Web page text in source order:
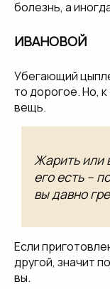
болезнь, а
ИВАНОВОЙ
Убегающий
то дорогое. Но,
вещь.
Жарить или
его есть –
вы давно
Если
другой, значит
вы.